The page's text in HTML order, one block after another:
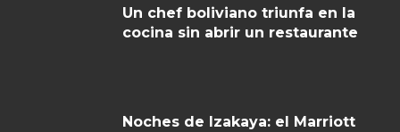
Un chef boliviano triunfa en la
cocina sin abrir un restaurante
Noches de Izakaya: el Marriott